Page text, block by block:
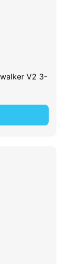
V2 3-